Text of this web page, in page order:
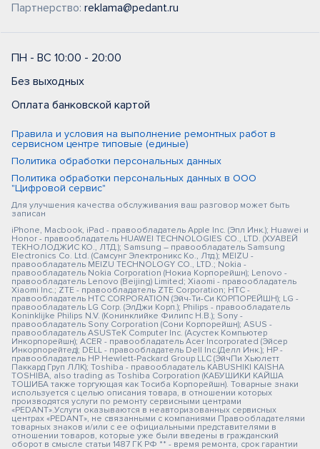
Партнерство: reklama@pedant.ru
ПН - ВС 10:00 - 20:00
Без выходных
Оплата банковской картой
Правила и условия на выполнение ремонтных работ в
сервисном центре типовые (единые)
Политика обработки персональных данных
Политика обработки персональных данных в ООО
"Цифровой сервис"
Для улучшения качества обслуживания ваш разговор может быть
записан
iPhone, Macbook, iPad - правообладатель Apple Inc. (Эпл Инк.); Huawei и
Honor - правообладатель HUAWEI TECHNOLOGIES CO., LTD. (ХУАВЕЙ
ТЕКНОЛОДЖИС КО., ЛТД.); Samsung – правообладатель Samsung
Electronics Co. Ltd. (Самсунг Электроникс Ко., Лтд.); MEIZU -
правообладатель MEIZU TECHNOLOGY CO., LTD.; Nokia -
правообладатель Nokia Corporation (Нокиа Корпорейшн); Lenovo -
правообладатель Lenovo (Beijing) Limited; Xiaomi - правообладатель
Xiaomi Inc.; ZTE - правообладатель ZTE Corporation; HTC -
правообладатель HTC CORPORATION (Эйч-Ти-Си КОРПОРЕЙШН); LG -
правообладатель LG Corp. (ЭлДжи Корп.); Philips - правообладатель
Koninklijke Philips N.V. (Конинклийке Филипс Н.В.); Sony -
правообладатель Sony Corporation (Сони Корпорейшн); ASUS -
правообладатель ASUSTeK Computer Inc. (Асустек Компьютер
Инкорпорейшн); ACER - правообладатель Acer Incorporated (Эйсер
Инкорпорейтед); DELL - правообладатель Dell Inc.(Делл Инк.); HP -
правообладатель HP Hewlett-Packard Group LLC (ЭйчПи Хьюлетт
Паккард Груп ЛЛК); Toshiba - правообладатель KABUSHIKI KAISHA
TOSHIBA, also trading as Toshiba Corporation (КАБУШИКИ КАЙША
ТОШИБА также торгующая как Тосиба Корпорейшн). Товарные знаки
используется с целью описания товара, в отношении которых
производятся услуги по ремонту сервисными центрами
«PEDANT».Услуги оказываются в неавторизованных сервисных
центрах «PEDANT», не связанными с компаниями Правообладателями
товарных знаков и/или с ее официальными представителями в
отношении товаров, которые уже были введены в гражданский
оборот в смысле статьи 1487 ГК РФ ** - время ремонта, срок гарантии